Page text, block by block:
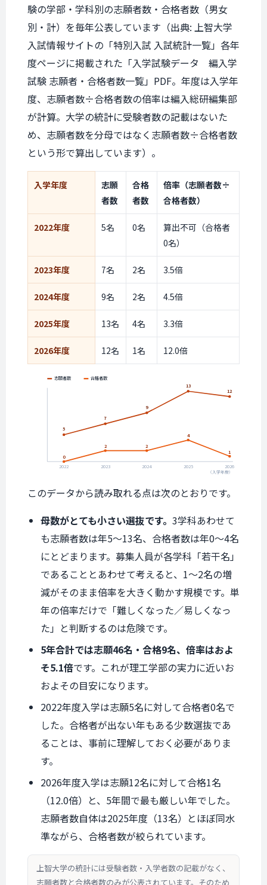
験の学部・学科別の志願者数・合格者数（男女
別・計）を毎年公表しています（出典: 上智大学
入試情報サイトの「特別入試 入試統計一覧」各年
度ページに掲載された「入学試験データ 編入学
試験 志願者・合格者数一覧」PDF。年度は入学年
度、志願者数÷合格者数の倍率は編入総研編集部
が計算。大学の統計に受験者数の記載はないた
め、志願者数を分母ではなく志願者数÷合格者数
という形で算出しています）。
入学年度
志願
者数
合格
者数
倍率（志願者数÷
合格者数）
2022年度 5名 0名
算出不可（合格者
0名）
2023年度 7名 2名 3.5倍
2024年度 9名 2名 4.5倍
2025年度 13名 4名 3.3倍
2026年度 12名 1名 12.0倍
2022 2023 2024 2025
2026
（入学年度）
5
7
9
13
12
0
2 2
4
1
志願者数 合格者数
このデータから読み取れる点は次のとおりです。
母数がとても小さい選抜です。 3学科あわせて
も志願者数は年5〜13名、合格者数は年0〜4名
にとどまります。募集人員が各学科「若干名」
であることとあわせて考えると、1〜2名の増
減がそのまま倍率を大きく動かす規模です。単
年の倍率だけで「難しくなった／易しくなっ
た」と判断するのは危険です。
5年合計では志願46名・合格9名、倍率はおよ
そ5.1倍です。これが理工学部の実力に近いお
およその目安になります。
2022年度入学は志願5名に対して合格者0名で
した。合格者が出ない年もある少数選抜であ
ることは、事前に理解しておく必要がありま
す。
2026年度入学は志願12名に対して合格1名
（12.0倍）と、5年間で最も厳しい年でした。
志願者数自体は2025年度（13名）とほぼ同水
準ながら、合格者数が絞られています。
上智大学の統計には受験者数・入学者数の記載がなく、
志願者数と合格者数のみが公表されています。そのため